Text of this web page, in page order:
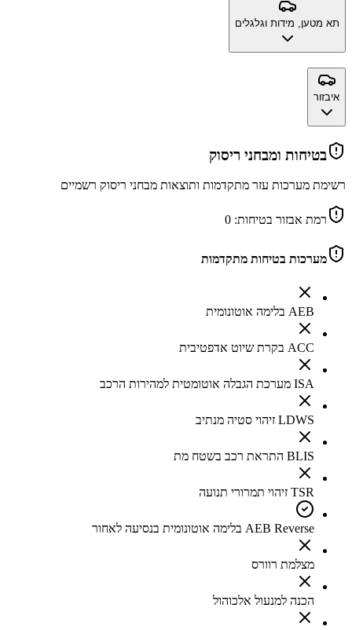
תא מטען, מידות וגלגלים
איבזור
בטיחות ומבחני ריסוק
רשימת מערכות עזר מתקדמות ותוצאות מבחני ריסוק רשמיים
רמת אבזור בטיחות: 0
מערכות בטיחות מתקדמות
AEB בלימה אוטונומית
ACC בקרת שיוט אדפטיבית
ISA מערכת הגבלה אוטומטית למהירות הרכב
LDWS זיהוי סטיה מנתיב
BLIS התראת רכב בשטח מת
TSR זיהוי תמרורי תנועה
AEB Reverse בלימה אוטונומית בנסיעה לאחור
מצלמת רוורס
הכנה למנעול אלכוהול